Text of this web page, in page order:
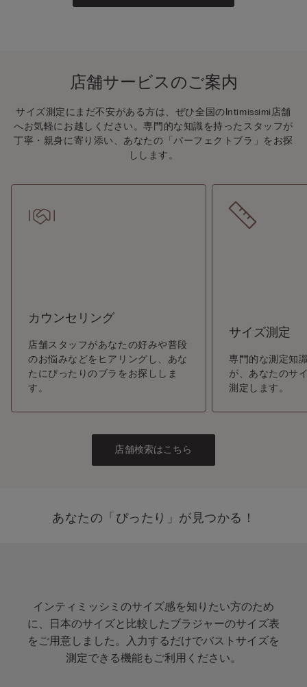
あなたの「ぴったり」が見つかる！
インティミッシミのサイズ感を知りたい方のため
に、日本のサイズと比較したブラジャーのサイズ表
をご用意しました。入力するだけでバストサイズを
測定できる機能もご利用ください。
店舗サービスのご案内
サイズ測定にまだ不安がある方は、ぜひ全国のIntimissimi店舗
へお気軽にお越しください。専門的な知識を持ったスタッフが
丁寧・親身に寄り添い、あなたの「パーフェクトブラ」をお探
しします。
カウンセリング
店舗スタッフがあなたの好みや普段
のお悩みなどをヒアリングし、あな
たにぴったりのブラをお探ししま
す。
サイズ測定
専門的な測定知
が、あなたのサ
測定します。
店舗検索はこちら